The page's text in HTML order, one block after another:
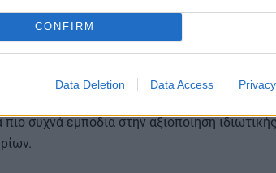
CONFIRM
Data Deletion Data Access
αγορά ακινήτων
Δίκαιο συνδέονται άμεσα με την αγορά real
συχνά εμπόδια στην αξιοποίηση